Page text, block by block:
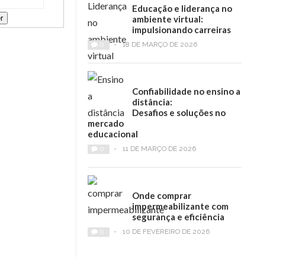
Educação e liderança no
ambiente virtual:
impulsionando carreiras
- 18 DE MARÇO DE 2026
Confiabilidade no ensino a
distância:
Desafios e soluções no
mercado
educacional
- 11 DE MARÇO DE 2026
Onde comprar
impermeabilizante com
segurança e eficiência
- 10 DE FEVEREIRO DE 2026